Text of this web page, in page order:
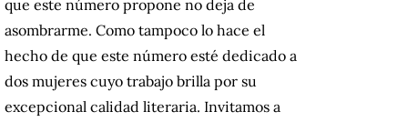
que este número propone no deja de
asombrarme. Como tampoco lo hace el
hecho de que este número esté dedicado a
dos mujeres cuyo trabajo brilla por su
excepcional calidad literaria. Invitamos a